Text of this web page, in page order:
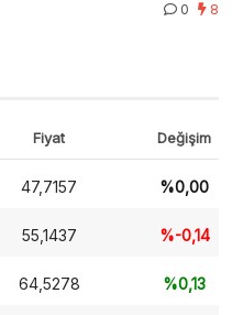
0 8
Fiyat Değişim
47,7157 %0,00
55,1437 %-0,14
64,5278 %0,13